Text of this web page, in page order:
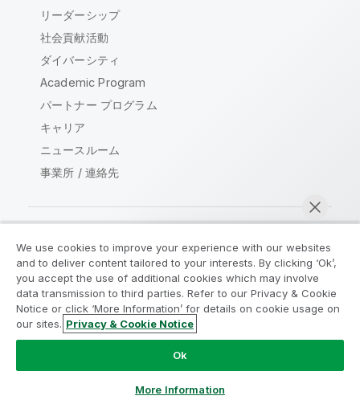
リーダーシップ
社会貢献活動
ダイバーシティ
Academic Program
パートナー プログラム
キャリア
ニュースルーム
事業所 / 連絡先
Qlik コミュニティ
法的契約 製品規約
Legal Policies
リーガルポリシー
利用規約
Do Not Share My Info
Copyright © 1993-2026 QlikTech International AB.無断複写・
We use cookies to improve your experience with our websites
and to deliver content tailored to your interests. By clicking ‘Ok’,
you accept the use of additional cookies which may involve
data transmission to third parties. Refer to our Privacy & Cookie
Notice or click ‘More Information’ for details on cookie usage on
our sites. Privacy & Cookie Notice
Ok
More Information